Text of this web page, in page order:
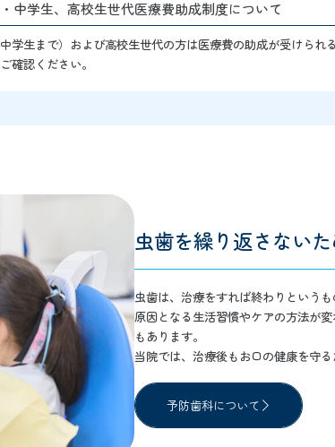
中学生、高校生世代医療費助成制度について
学生まで）および高校生世代の方は医療費の助成が受けられ
確認ください。
虫歯を繰り返さない
虫歯は、治療をすれば終わりという
原因となる生活習慣やケアの方法が
もあります。
当院では、治療後もお口の健康を守
予防歯科について